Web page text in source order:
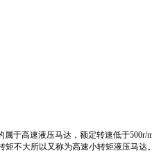
于高速液压马达，额定转速低于
不大所以又称为高速小转矩液压马